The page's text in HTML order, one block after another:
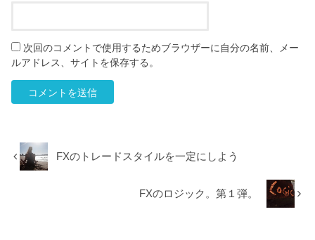
次回のコメントで使用するためブラウザーに自分の名前、メー
ルアドレス、サイトを保存する。
FXのトレードスタイルを一定にしよう
FXのロジック。第１弾。